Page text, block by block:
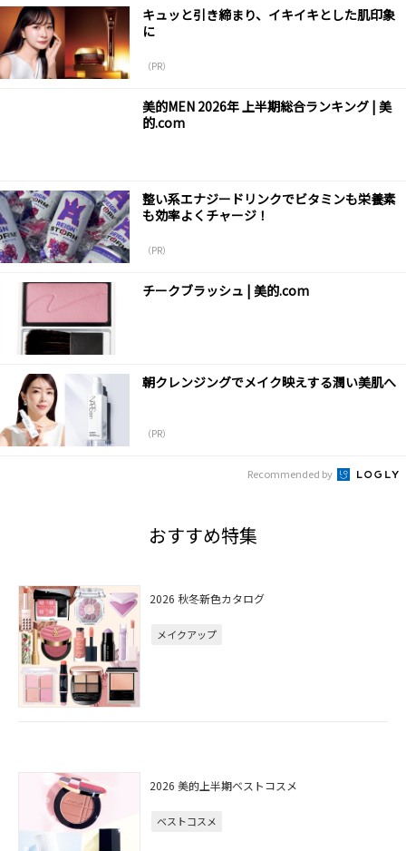
キュッと引き締まり、イキイキとした肌印象
に
（PR）
美的MEN 2026年 上半期総合ランキング | 美
的.com
整い系エナジードリンクでビタミンも栄養素
も効率よくチャージ！
（PR）
チークブラッシュ | 美的.com
朝クレンジングでメイク映えする潤い美肌へ
（PR）
Recommended by
おすすめ特集
2026 秋冬新色カタログ
メイクアップ
2026 美的上半期ベストコスメ
ベストコスメ